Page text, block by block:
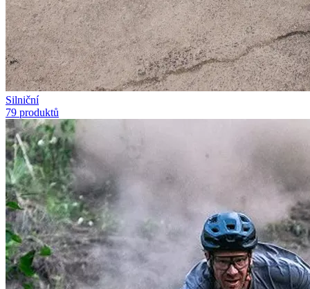
Silniční
79 produktů